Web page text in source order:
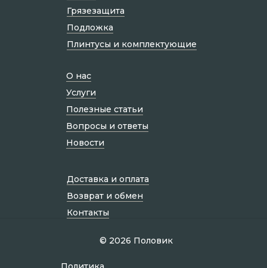
О нас
Услуги
Полезные статьи
Вопросы и ответы
Новости
Доставка и оплата
Возврат и обмен
Контакты
© 2026 Половик
Грязезащита
Подложка
Плинтусы и комплектующие